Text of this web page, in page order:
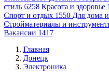
стиль 6258 Красота и здоровье
Спорт и отдых 1550 Для дома
Стройматериалы и
Вакансии 1417
Главная
Донецк
Электроника